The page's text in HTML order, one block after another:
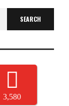
3,580